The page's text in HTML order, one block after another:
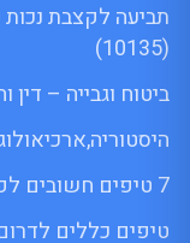
תביעה לקצבת נכות
(10135)
ביטוח וגבייה – דין
7 טיפים חשובים לפני עריכה של צוואה הדדית
טיפים כללים